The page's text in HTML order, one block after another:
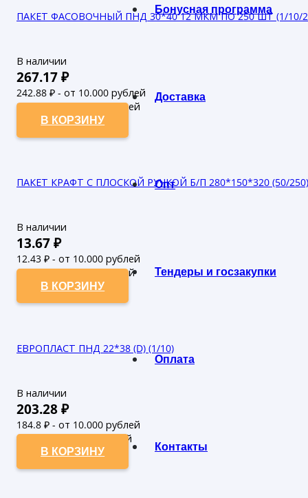
Бонусная программа
Доставка
Опт
Тендеры и госзакупки
Оплата
Контакты
ПАКЕТ ФАСОВОЧНЫЙ ПНД 30*40 12 МКМ ПО 250 ШТ (1/10/
В наличии
267.17₽
242.88 ₽ - от 10.000 рублей
220.8₽ - от 50.000 рублей
В КОРЗИНУ
ПАКЕТ КРАФТ С ПЛОСКОЙ РУЧКОЙ Б/П 280*150*320 (50/250)
В наличии
13.67₽
12.43 ₽ - от 10.000 рублей
11.3₽ - от 50.000 рублей
В КОРЗИНУ
ЕВРОПЛАСТ ПНД 22*38 (D) (1/10)
В наличии
203.28₽
184.8 ₽ - от 10.000 рублей
168₽ - от 50.000 рублей
В КОРЗИНУ